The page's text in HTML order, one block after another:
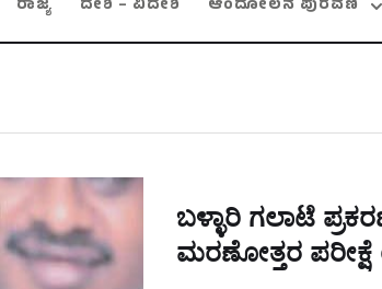
ರಾಜ್ಯ ದೇಶ – ವಿದೇಶ ಆಂದೋಲನ ಪುರವಣಿ
ಬಳ್ಳಾರಿ ಗಲಾಟೆ
ಮರಣೋತ್ತರ